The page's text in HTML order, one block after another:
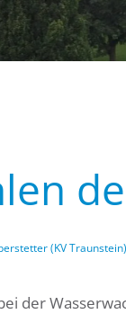
(KV Traunstein)
der